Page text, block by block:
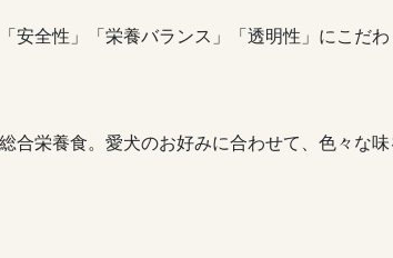
安全性」「栄養バランス」「透明性」にこだ
栄養食。愛犬のお好みに合わせて、色々な味